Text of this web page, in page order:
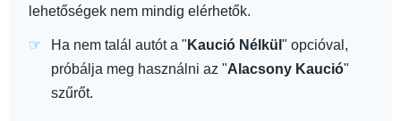
lehetőségek nem mindig elérhetők.
Ha nem talál autót a " Kaució Nélkül " opcióval,
próbálja meg használni az "Alacsony Kaució"
szűrőt.